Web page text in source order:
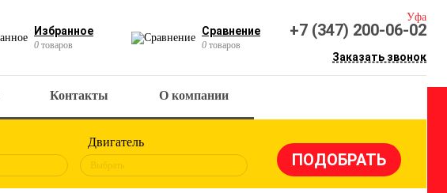
Избранное
0 товаров
Сравнение
0 товаров
Уфа
+7 (347) 200-06-02
Заказать звонок
Контакты О компании
Двигатель
Выбрать